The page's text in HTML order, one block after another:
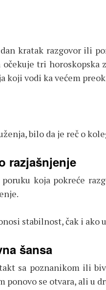
kratak razgovor ili
tri
koji vodi ka većem
bilo da je reč o
razjašnjenje
koja pokreće
stabilnost, čak i ako
šansa
sa poznanikom ili
ponovo se otvara, ali u